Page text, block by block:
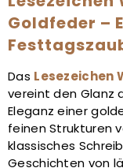
Goldfeder –
Das Lesezeichen
vereint den Glanz
Eleganz einer
feinen Strukturen
klassisches
Geschichten von